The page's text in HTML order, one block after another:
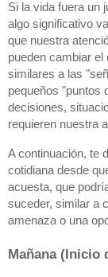
Si la vida fuera un
algo significativo
que nuestra
pueden cambiar
similares a las
pequeños "puntos
decisiones,
requieren nuestra
A continuación, te
cotidiana desde
acuesta, que
suceder, similar a
amenaza o una
Mañana (Inicio